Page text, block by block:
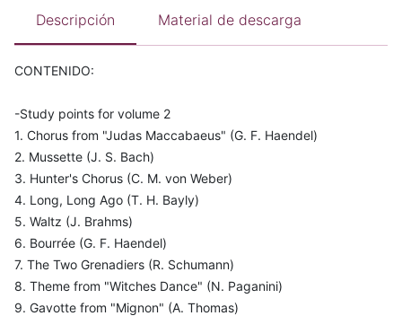
Descripción Material de descarga
CONTENIDO:
-Study points for volume 2
1. Chorus from "Judas Maccabaeus" (G. F. Haendel)
2. Mussette (J. S. Bach)
3. Hunter's Chorus (C. M. von Weber)
4. Long, Long Ago (T. H. Bayly)
5. Waltz (J. Brahms)
6. Bourrée (G. F. Haendel)
7. The Two Grenadiers (R. Schumann)
8. Theme from "Witches Dance" (N. Paganini)
9. Gavotte from "Mignon" (A. Thomas)